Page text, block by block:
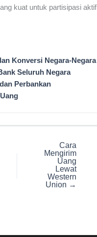
kuat untuk partisipasi aktif
Konversi Negara-Negara
Seluruh Negara
Perbankan
Cara
Mengirim
Uang
Lewat
Western
Union →